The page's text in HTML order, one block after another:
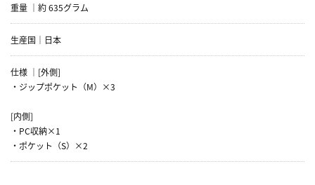
重量 ｜約 635グラム
生産国｜日本
仕様 ｜[外側]
・ジップポケット（M）×3
[内側]
・PC収納×1
・ポケット（S）×2